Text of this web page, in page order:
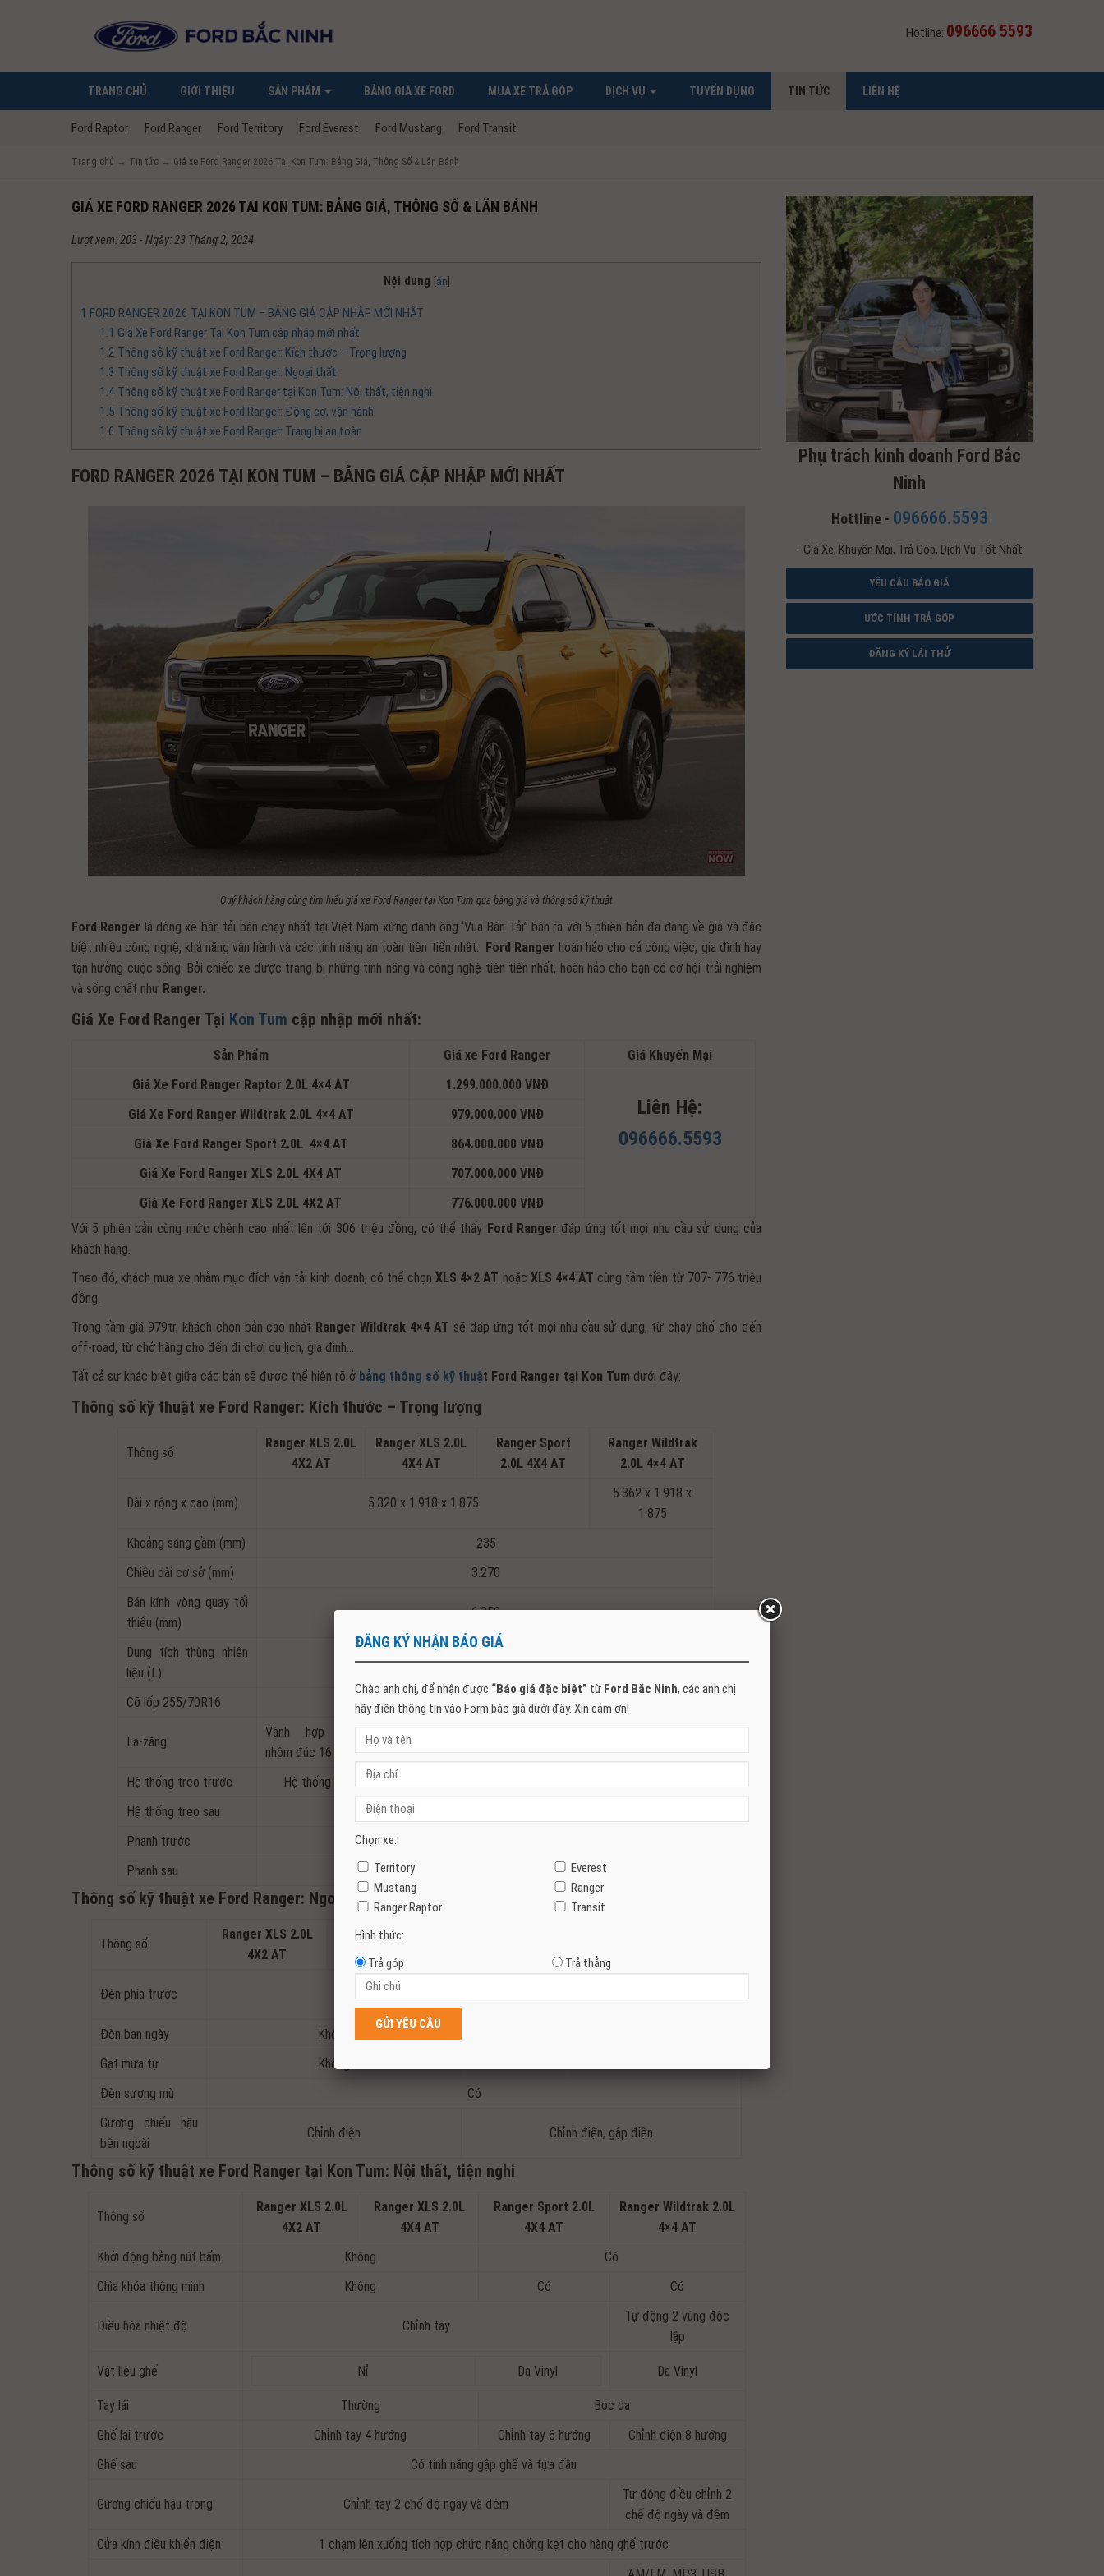
Hotline: 096666 5593
TRANG CHỦ GIỚI THIỆU SẢN PHẨM BẢNG GIÁ XE FORD MUA XE TRẢ GÓP DỊCH VỤ TUYỂN DỤNG TIN TỨC LIÊN HỆ
Ford Raptor Ford Ranger Ford Territory Ford Everest Ford Mustang Ford Transit
Trang chủ → Tin tức → Giá xe Ford Ranger 2026 Tại Kon Tum: Bảng Giá, Thông Số & Lăn Bánh
GIÁ XE FORD RANGER 2026 TẠI KON TUM: BẢNG GIÁ, THÔNG SỐ & LĂN BÁNH
Lượt xem: 203 - Ngày: 23 Tháng 2, 2024
Nội dung [ẩn]
1 FORD RANGER 2026 TẠI KON TUM – BẢNG GIÁ CẬP NHẬP MỚI NHẤT
1.1 Giá Xe Ford Ranger Tại Kon Tum cập nhập mới nhất:
1.2 Thông số kỹ thuật xe Ford Ranger: Kích thước – Trọng lượng
1.3 Thông số kỹ thuật xe Ford Ranger: Ngoại thất
1.4Thông số kỹ thuật xe Ford Ranger tại Kon Tum: Nội thất, tiện nghi
1.5 Thông số kỹ thuật xe Ford Ranger: Động cơ, vận hành
1.6 Thông số kỹ thuật xe Ford Ranger: Trang bị an toàn
FORD RANGER 2026 TẠI KON TUM – BẢNG GIÁ CẬP NHẬP MỚI NHẤT
Quý khách hàng cùng tìm hiểu giá xe Ford Ranger tại Kon Tum qua bảng giá và thông số kỹ thuật
Ford Ranger là dòng xe bán tải bán chạy nhất tại Việt Nam xứng danh ông ‘Vua Bán Tải” bán ra với 5 phiên bản đa dạng về giá và đặc
biệt nhiều công nghệ, khả năng vận hành và các tính năng an toàn tiên tiến nhất. Ford Ranger hoàn hảo cho cả công việc, gia đình hay
tận hưởng cuộc sống. Bởi chiếc xe được trang bị những tính năng và công nghệ tiên tiến nhất, hoàn hảo cho bạn có cơ hội trải nghiệm
và sống chất như Ranger.
Giá Xe Ford Ranger Tại Kon Tum cập nhập mới nhất:
Sản Phẩm Giá xe Ford Ranger
Giá Khuyến Mại
Giá Xe Ford Ranger Raptor 2.0L 4×4 AT
1.299.000.000 VNĐ
Liên Hệ:
096666.5593
Giá Xe Ford Ranger Wildtrak 2.0L 4×4 AT
979.000.000 VNĐ
Giá Xe Ford Ranger Sport 2.0L 4×4 AT
864.000.000 VNĐ
Giá Xe Ford Ranger XLS 2.0L 4X4 AT
707.000.000 VNĐ
Giá Xe Ford Ranger XLS 2.0L 4X2 AT
776.000.000 VNĐ
Với 5 phiên bản cùng mức chênh cao nhất lên tới 306 triệu đồng, có thể thấy Ford Ranger đáp ứng tốt mọi nhu cầu sử dụng của
khách hàng.
Theo đó, khách mua xe nhằm mục đích vận tải kinh doanh, có thể chọnXLS 4×2 AT hoặc XLS 4×4 AT cùng tầm tiền từ 707- 776 triệu
đồng.
Trong tầm giá 979tr, khách chọn bản cao nhất Ranger Wildtrak 4×4 AT sẽ đáp ứng tốt mọi nhu cầu sử dụng, từ chạy phố cho đến
off-road, từ chở hàng cho đến đi chơi du lịch, gia đình…
Tất cả sự khác biệt giữa các bản sẽ được thể hiện rõ ở bảng thông số kỹ thuật Ford Ranger tại Kon Tum dưới đây:
Thông số kỹ thuật xe Ford Ranger: Kích thước – Trọng lượng
Thông số
Ranger XLS 2.0L
4X2 AT
Ranger XLS 2.0L
4X4 AT
Ranger Sport
2.0L 4X4 AT
Ranger Wildtrak
2.0L 4×4 AT
Dài x rộng x cao (mm) 5.320 x 1.918 x 1.875
5.362 x 1.918 x
1.875
Khoảng sáng gầm (mm)
235
Chiều dài cơ sở (mm)
3.270
Bán kính vòng quay tối
thiểu (mm)
6.350
Dung tích thùng nhiên
liệu (L)
85.8
Cỡ lốp 255/70R16 255/70R16 255/70R17 255/65R18
La-zăng
Vành hợp kim
nhôm đúc 16 inch
Vành hợp kim
nhôm đúc 16 inch
Vành hợp kim
nhôm đúc 17 inch
Vành hợp kim nhôm
đúc 18 inch
Hệ thống treo trước
Hệ thống treo độc lập, tay đòn kép, lò xo trụ, thanh cân bằng và ống giảm chấn
Hệ thống treo sau
Phanh trước
Phanh sau
Tang trống Phanh đĩa
Thông số kỹ thuật xe Ford Ranger: Ngoại thất
Thông số
Ranger XLS 2.0L
4X2 AT
Ranger XLS 2.0L 4X4
Đèn phía trước LED
Đèn ban ngày
Không
Gạt mưa tự
Không
Đèn sương mù
Có
Gương chiếu hậu
bên ngoài
Chỉnh điện Chỉnh điện, gập điện
Thông số kỹ thuật xe Ford Ranger tại Kon Tum: Nội thất, tiện nghi
Thông số
Ranger XLS 2.0L
4X2 AT
Ranger XLS 2.0L
4X4 AT
Ranger Sport 2.0L
4X4 AT
Ranger Wildtrak 2.0L
4×4 AT
Khởi động bằng nút bấm
Không
Có
Chìa khóa thông minh
Không Có Có
Điều hòa nhiệt độ Chỉnh tay
Tự động 2 vùng độc
lập
Vật liệu ghế Nỉ Da Vinyl Da Vinyl
Tay lái Thường
Bọc da
Ghế lái trước
Chỉnh tay 4 hướng Chỉnh tay 6 hướng
Chỉnh điện 8 hướng
Ghế sau
Có tính năng gập ghế và tựa đầu
Gương chiếu hậu trong Chỉnh tay 2 chế độ ngày và đêm
Tự động điều chỉnh 2
chế độ ngày và đêm
Cửa kính điều khiển điện
1 chạm lên xuống tích hợp chức năng chống kẹt cho hàng ghế trước
Phụ trách kinh doanh Ford Bắc
Ninh
Hottline - 096666.5593
- Giá Xe, Khuyến Mại, Trả Góp, Dịch Vụ Tốt Nhất
YÊU CẦU BÁO GIÁ
ƯỚC TÍNH TRẢ GÓP
ĐĂNG KÝ LÁI THỬ
ĐĂNG KÝ NHẬN BÁO GIÁ
Chào anh chị, để nhận được “Báo giá đặc biệt” từ Ford Bắc Ninh, các anh chị
hãy điền thông tin vào Form báo giá dưới đây. Xin cảm ơn!
Chọn xe:
Territory
Everest
Mustang
Ranger
Ranger Raptor
Transit
Hình thức:
Trả góp
Trả thẳng